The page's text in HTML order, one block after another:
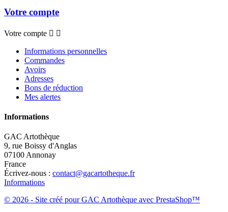
Votre compte
Votre compte  
Informations personnelles
Commandes
Avoirs
Adresses
Bons de réduction
Mes alertes
Informations
GAC Artothèque
9, rue Boissy d'Anglas
07100 Annonay
France
Écrivez-nous : contact@gacartotheque.fr
Informations
© 2026 - Site créé pour GAC Artothèque avec PrestaShop™